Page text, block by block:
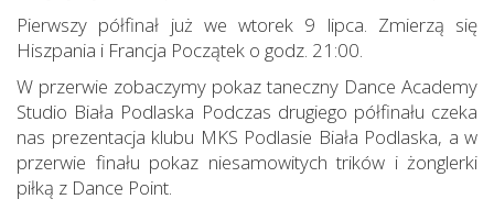
Pierwszy półfinał już we wtorek 9 lipca. Zmierzą się
Hiszpania i Francja Początek o godz. 21:00.
W przerwie zobaczymy pokaz taneczny Dance Academy
Studio Biała Podlaska Podczas drugiego półfinału czeka
nas prezentacja klubu MKS Podlasie Biała Podlaska, a w
przerwie finału pokaz niesamowitych trików i żonglerki
piłką z Dance Point.